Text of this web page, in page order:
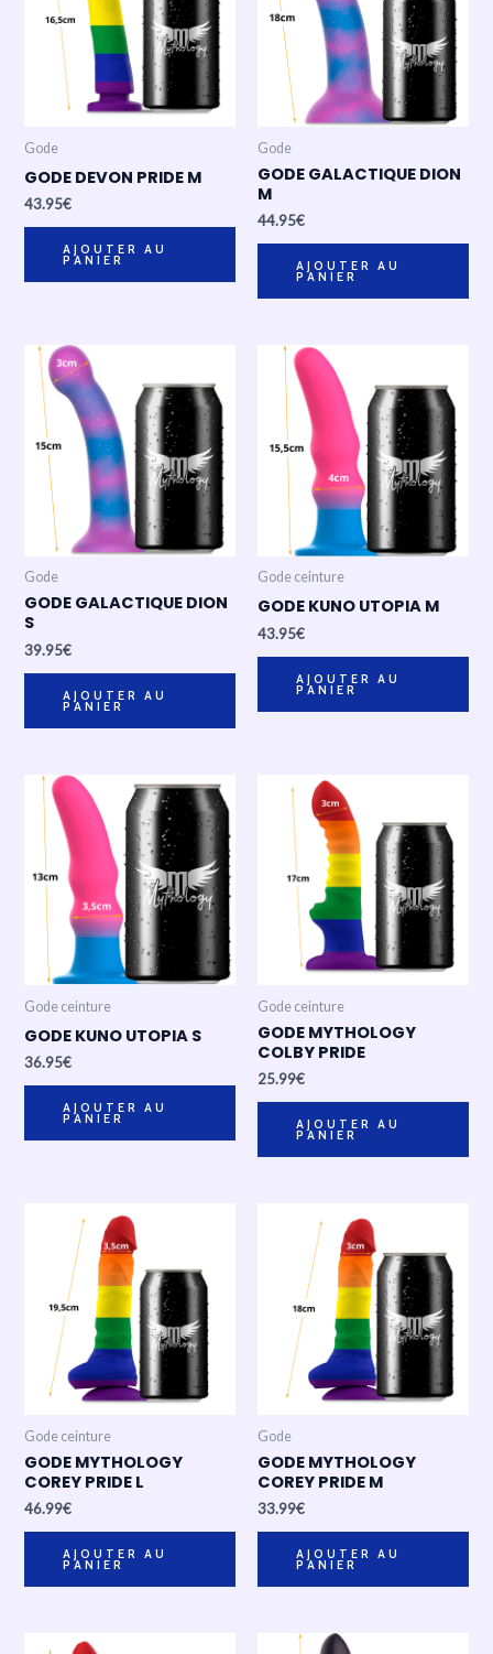
Gode
GODE DEVON PRIDE M
43.95€
AJOUTER AU
PANIER
Gode
GODE GALACTIQUE DION
M
44.95€
AJOUTER AU
PANIER
Gode
GODE GALACTIQUE DION
S
39.95€
AJOUTER AU
PANIER
Gode ceinture
GODE KUNO UTOPIA M
43.95€
AJOUTER AU
PANIER
Gode ceinture
GODE KUNO UTOPIA S
36.95€
AJOUTER AU
PANIER
Gode ceinture
GODE MYTHOLOGY
COLBY PRIDE
25.99€
AJOUTER AU
PANIER
Gode ceinture
GODE MYTHOLOGY
COREY PRIDE L
46.99€
AJOUTER AU
PANIER
Gode
GODE MYTHOLOGY
COREY PRIDE M
33.99€
AJOUTER AU
PANIER